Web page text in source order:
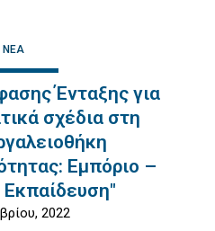
ΝΈΑ
Ένταξης για
σχέδια στη
Εμπόριο –
2022